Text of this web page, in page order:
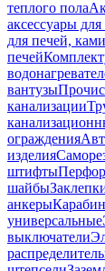
теплого пола
аксессуары
для печей,
печей
вантузы
канализации
ограждения
изделия
штифты
шайбы
анкеры
универсальные
выключатели